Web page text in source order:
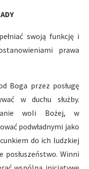
swoją funkcję i
prawa
Boga przez posługę
w duchu służby.
woli Bożej, w
podwładnymi jako
do ich ludzkiej
Winni